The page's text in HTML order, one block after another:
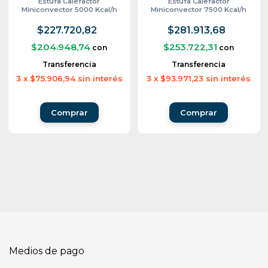
Miniconvector 5000 Kcal/h
$227.720,82
$204.948,74 con
Transferencia
3 x $75.906,94 sin interés
Miniconvector 7500 Kcal/h
$281.913,68
$253.722,31 con
Transferencia
3 x $93.971,23 sin interés
Medios de pago